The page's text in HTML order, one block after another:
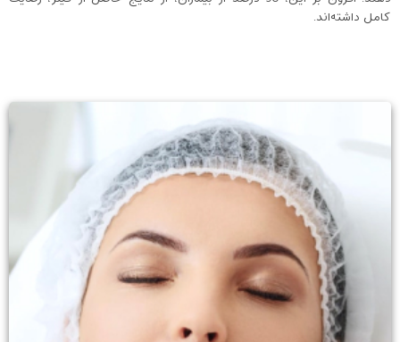
کامل داشته‌اند.